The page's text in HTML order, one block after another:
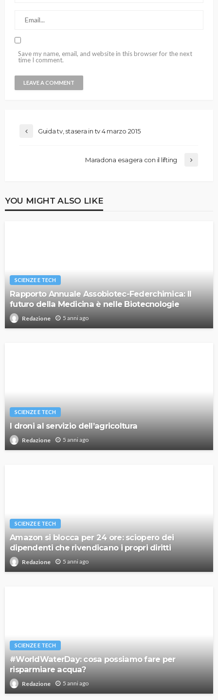
Save my name, email, and website in this browser for the next
time I comment.
Guida tv, stasera in tv 4 marzo 2015
Maradona esagera con il lifting
YOU MIGHT ALSO LIKE
SCIENZE E TECH
Rapporto Annuale Assobiotec-Federchimica: Il
futuro della Medicina è nelle Biotecnologie
Redazione 5 anni ago
SCIENZE E TECH
I droni al servizio dell’agricoltura
Redazione 5 anni ago
SCIENZE E TECH
Amazon si blocca per 24 ore: sciopero dei
dipendenti che rivendicano i propri diritti
Redazione 5 anni ago
SCIENZE E TECH
#WorldWaterDay: cosa possiamo fare per
risparmiare acqua?
Redazione 5 anni ago